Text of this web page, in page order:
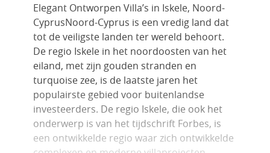
Elegant Ontworpen Villa’s in Iskele, Noord-
CyprusNoord-Cyprus is een vredig land dat
tot de veiligste landen ter wereld behoort.
De regio Iskele in het noordoosten van het
eiland, met zijn gouden stranden en
turquoise zee, is de laatste jaren het
populairste gebied voor buitenlandse
investeerders. De regio Iskele, die ook het
onderwerp is van het tijdschrift Forbes, is
een ontwikkelde regio waar zich ontwikkelde